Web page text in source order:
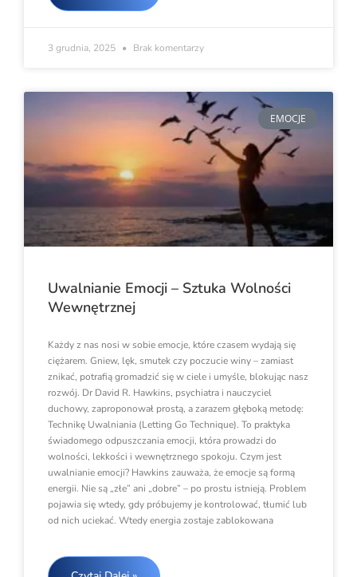
3 grudnia, 2025 Brak komentarzy
EMOCJE
Uwalnianie Emocji – Sztuka Wolności
Wewnętrznej
Każdy z nas nosi w sobie emocje, które czasem wydają się
ciężarem. Gniew, lęk, smutek czy poczucie winy – zamiast
znikać, potrafią gromadzić się w ciele i umyśle, blokując nasz
rozwój. Dr David R. Hawkins, psychiatra i nauczyciel
duchowy, zaproponował prostą, a zarazem głęboką metodę:
Technikę Uwalniania (Letting Go Technique). To praktyka
świadomego odpuszczania emocji, która prowadzi do
wolności, lekkości i wewnętrznego spokoju. Czym jest
uwalnianie emocji? Hawkins zauważa, że emocje są formą
energii. Nie są „złe” ani „dobre” – po prostu istnieją. Problem
pojawia się wtedy, gdy próbujemy je kontrolować, tłumić lub
od nich uciekać. Wtedy energia zostaje zablokowana